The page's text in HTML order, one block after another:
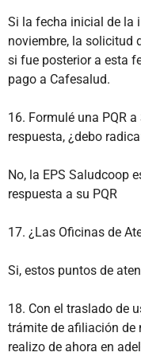
Si la fecha inicial de la
noviembre, la solicitud
si fue posterior a esta
pago a Cafesalud.
16. Formulé una PQR
respuesta, ¿debo
No, la EPS Saludcoop
respuesta a su PQR
17. ¿Las Oficinas de
Si, estos puntos de
18. Con el traslado de
trámite de afiliación de
realizo de ahora en